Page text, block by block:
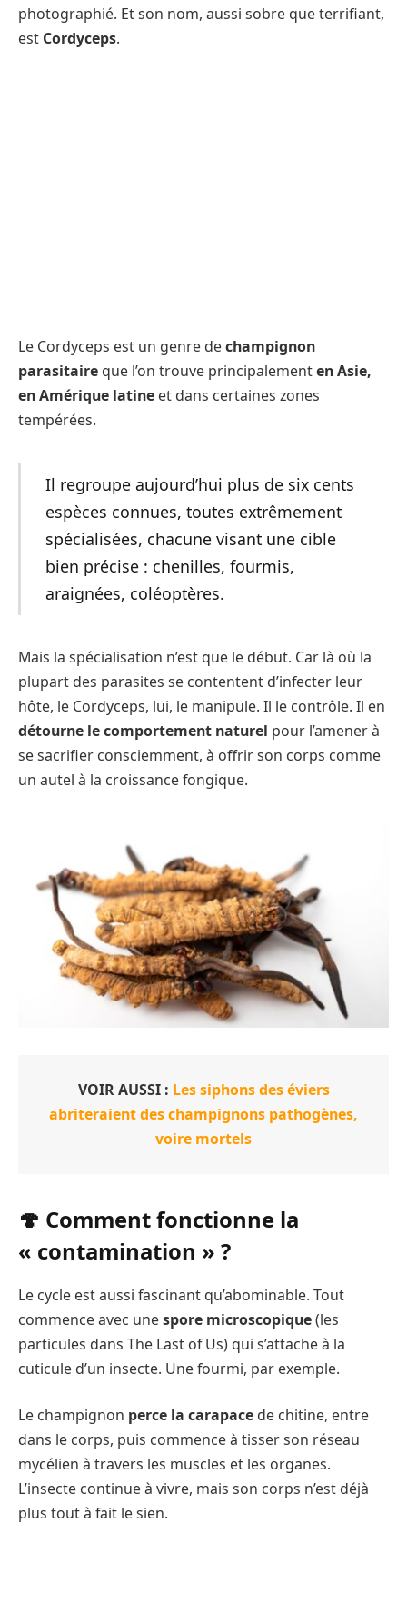
photographié. Et son nom, aussi sobre que terrifiant,
est Cordyceps.
Le Cordyceps est un genre dechampignon
parasitaire que l’on trouve principalementen Asie,
en Amérique latine et dans certaines zones
tempérées.
Il regroupe aujourd’hui plus de six cents
espèces connues, toutes extrêmement
spécialisées, chacune visant une cible
bien précise : chenilles, fourmis,
araignées, coléoptères.
Mais la spécialisation n’est que le début. Car là où la
plupart des parasites se contentent d’infecter leur
hôte, le Cordyceps, lui, le manipule. Il le contrôle. Il en
détourne le comportement naturel pour l’amener à
se sacrifier consciemment, à offrir son corps comme
un autel à la croissance fongique.
VOIR AUSSI : Les siphons des éviers
abriteraient des champignons pathogènes,
voire mortels
🍄 Comment fonctionne la
« contamination » ?
Le cycle est aussi fascinant qu’abominable. Tout
commence avec unespore microscopique(les
particules dans The Last of Us) qui s’attache à la
cuticule d’un insecte. Une fourmi, par exemple.
Le champignon perce la carapace de chitine, entre
dans le corps, puis commence à tisser son réseau
mycélien à travers les muscles et les organes.
L’insecte continue à vivre, mais son corps n’est déjà
plus tout à fait le sien.